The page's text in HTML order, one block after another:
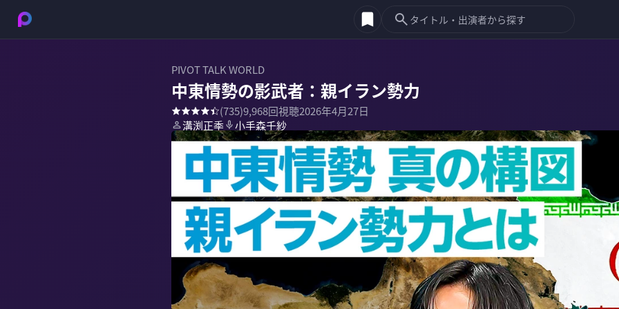
PIVOT TALK WORLD
中東情勢の影武者：親イラン勢力
(735)9,968回視聴2026年4月27日
溝渕正季
小手森千紗